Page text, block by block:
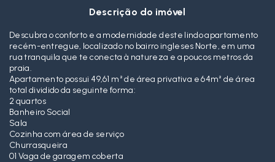
Descrição do imóvel
Descubra o conforto e a modernidade deste lindo apartamento
recém-entregue, localizado no bairro ingleses Norte, em uma
rua tranquila que te conecta à natureza e a poucos metros da
praia.
Apartamento possui 49,61 m² de área privativa e 64m² de área
total dividido da seguinte forma:
2 quartos
Banheiro Social
Sala
Cozinha com área de serviço
Churrasqueira
01 Vaga de garagem coberta